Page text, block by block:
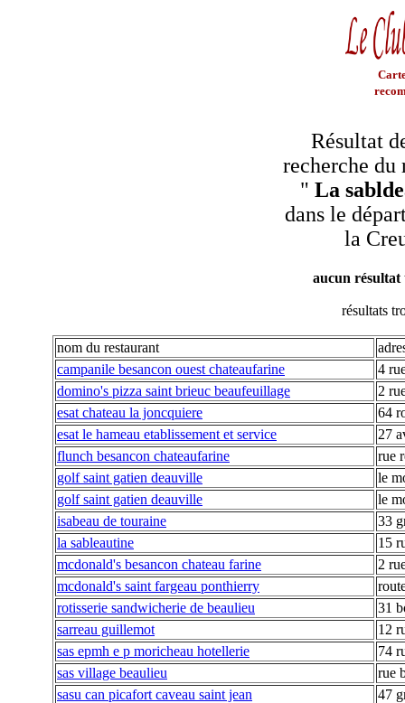
Résultat
recherche du
" La
dans le
la
aucun
résultats
nom du restaurant
campanile besancon ouest chateaufarine
4
domino's pizza saint brieuc beaufeuillage
2
esat chateau la joncquiere
64
esat le hameau etablissement et service
27
flunch besancon chateaufarine
rue
golf saint gatien deauville
le
golf saint gatien deauville
le
isabeau de touraine
33
la sableautine
15
mcdonald's besancon chateau farine
2
mcdonald's saint fargeau ponthierry
rotisserie sandwicherie de beaulieu
31
sarreau guillemot
12
sas epmh e p moricheau hotellerie
74
sas village beaulieu
rue
sasu can picafort caveau saint jean
47